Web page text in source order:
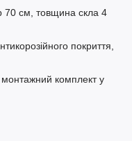
70 см, товщина скла 4
покриття,
монтажний комплект у